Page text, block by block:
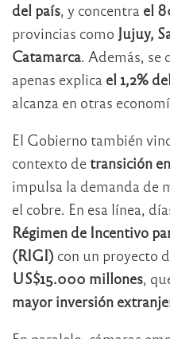
del país, y concentra el
provincias como Jujuy,
Catamarca. Además, se
apenas explica el 1,2%
alcanza en otras
El Gobierno también
contexto detransición
impulsa la demanda de
el cobre. En esa línea,
Régimen de Incentivo
(RIGI) con un proyecto
US$15.000 millones,
mayor inversión